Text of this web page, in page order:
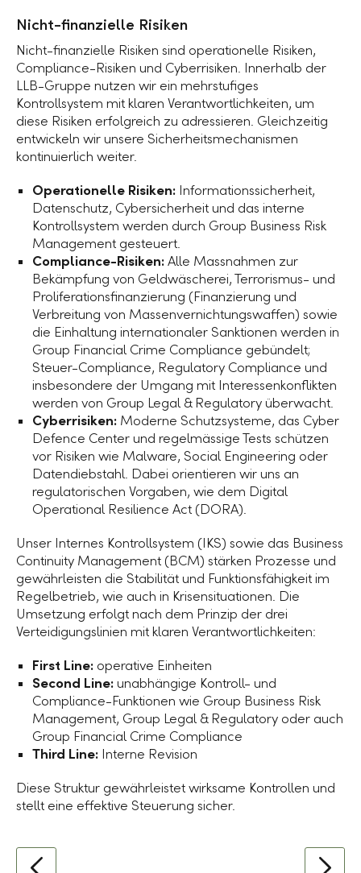
Nicht-finanzielle Risiken
Nicht-finanzielle Risiken sind operationelle Risiken,
Compliance-Risiken und Cyberrisiken. Innerhalb der
LLB-Gruppe nutzen wir ein mehrstufiges
Kontrollsystem mit klaren Verantwortlichkeiten, um
diese Risiken erfolgreich zu adressieren. Gleichzeitig
entwickeln wir unsere Sicherheitsmechanismen
kontinuierlich weiter.
Operationelle Risiken: Informationssicherheit,
Datenschutz, Cybersicherheit und das interne
Kontrollsystem werden durch Group Business Risk
Management gesteuert.
Compliance-Risiken:Alle Massnahmen zur
Bekämpfung von Geldwäscherei, Terrorismus- und
Proliferationsfinanzierung (Finanzierung und
Verbreitung von Massenvernichtungswaffen) sowie
die Einhaltung internationaler Sanktionen werden in
Group Financial Crime Compliance gebündelt;
Steuer-Compliance, Regulatory Compliance und
insbesondere der Umgang mit Interessenkonflikten
werden von Group Legal & Regulatory überwacht.
Cyberrisiken: Moderne Schutzsysteme, das Cyber
Defence Center und regelmässige Tests schützen
vor Risiken wie Malware, Social Engineering oder
Datendiebstahl. Dabei orientieren wir uns an
regulatorischen Vorgaben, wie dem Digital
Operational Resilience Act (DORA).
Unser Internes Kontrollsystem (IKS) sowie das Business
Continuity Management (BCM) stärken Prozesse und
gewährleisten die Stabilität und Funktionsfähigkeit im
Regelbetrieb, wie auch in Krisensituationen. Die
Umsetzung erfolgt nach dem Prinzip der drei
Verteidigungslinien mit klaren Verantwortlichkeiten:
First Line: operative Einheiten
Second Line:unabhängige Kontroll- und
Compliance-Funktionen wie Group Business Risk
Management, Group Legal & Regulatory oder auch
Group Financial Crime Compliance
Third Line: Interne Revision
Diese Struktur gewährleistet wirksame Kontrollen und
stellt eine effektive Steuerung sicher.